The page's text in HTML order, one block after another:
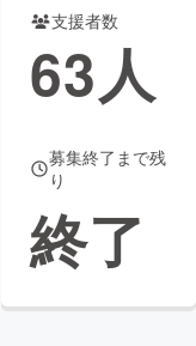
支援者数
63人
募集終了まで残
り
終了